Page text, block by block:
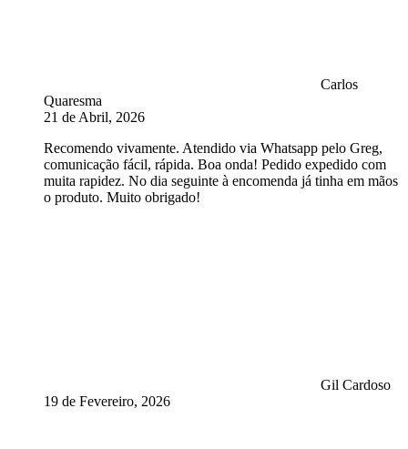
Carlos
Quaresma
21 de Abril, 2026
Recomendo vivamente. Atendido via Whatsapp pelo Greg,
comunicação fácil, rápida. Boa onda! Pedido expedido com
muita rapidez. No dia seguinte à encomenda já tinha em mãos
o produto. Muito obrigado!
Gil Cardoso
19 de Fevereiro, 2026